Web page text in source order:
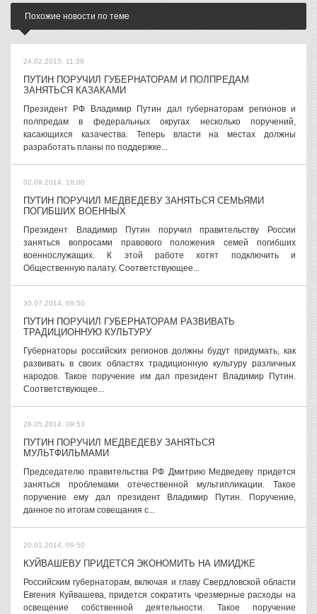
Похожие новости по теме
24.02.2015, 11:36
ПУТИН ПОРУЧИЛ ГУБЕРНАТОРАМ И ПОЛПРЕДАМ
ЗАНЯТЬСЯ КАЗАКАМИ
Президент РФ Владимир Путин дал губернаторам регионов и
полпредам в федеральных округах несколько поручений,
касающихся казачества. Теперь власти на местах должны
разработать планы по поддержке...
02.09.2014, 18:00
ПУТИН ПОРУЧИЛ МЕДВЕДЕВУ ЗАНЯТЬСЯ СЕМЬЯМИ
ПОГИБШИХ ВОЕННЫХ
Президент Владимир Путин поручил правительству России
заняться вопросами правового положения семей погибших
военнослужащих. К этой работе хотят подключить и
Общественную палату. Соответствующее...
30.07.2014, 09:50
ПУТИН ПОРУЧИЛ ГУБЕРНАТОРАМ РАЗВИВАТЬ
ТРАДИЦИОННУЮ КУЛЬТУРУ
Губернаторы российских регионов должны будут придумать, как
развивать в своих областях традиционную культуру различных
народов. Такое поручение им дал президент Владимир Путин.
Соответствующее...
28.05.2014, 09:53
ПУТИН ПОРУЧИЛ МЕДВЕДЕВУ ЗАНЯТЬСЯ
МУЛЬТФИЛЬМАМИ
Председателю правительства РФ Дмитрию Медведеву придется
заняться проблемами отечественной мультипликации. Такое
поручение ему дал президент Владимир Путин. Поручение,
данное по итогам совещания с...
20.01.2014, 09:50
КУЙВАШЕВУ ПРИДЕТСЯ ЭКОНОМИТЬ НА ИМИДЖЕ
Российским губернаторам, включая и главу Свердловской области
Евгения Куйвашева, придется сократить чрезмерные расходы на
освещение собственной деятельности. Такое поручение